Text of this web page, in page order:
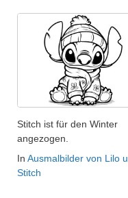
Stitch ist für den Winter
angezogen.
In Ausmalbilder von Lilo
Stitch